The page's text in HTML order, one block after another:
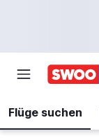
Flüge suchen